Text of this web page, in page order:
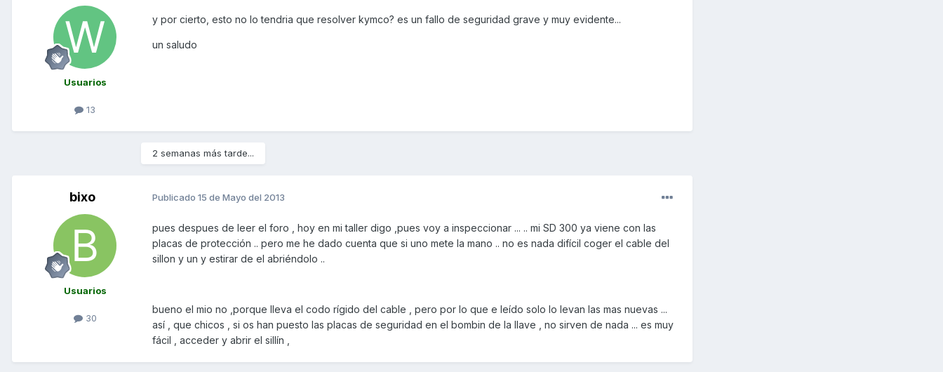
Usuarios
13
y por cierto, esto no lo tendria que resolver kymco? es un fallo de seguridad grave y muy evidente...
un saludo
2 semanas más tarde...
bixo
Usuarios
30
Publicado 15 de Mayo del 2013
pues despues de leer el foro , hoy en mi taller digo ,pues voy a inspeccionar ... .. mi SD 300 ya viene con las
placas de protección .. pero me he dado cuenta que si uno mete la mano .. no es nada difícil coger el cable del
sillon y un y estirar de el abriéndolo ..
bueno el mio no ,porque lleva el codo rígido del cable , pero por lo que e leído solo lo levan las mas nuevas ...
así , que chicos , si os han puesto las placas de seguridad en el bombin de la llave , no sirven de nada ... es muy
fácil , acceder y abrir el sillín ,